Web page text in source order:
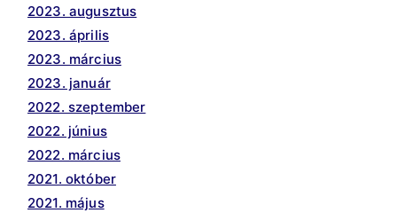
2023. augusztus
2023. április
2023. március
2023. január
2022. szeptember
2022. június
2022. március
2021. október
2021. május